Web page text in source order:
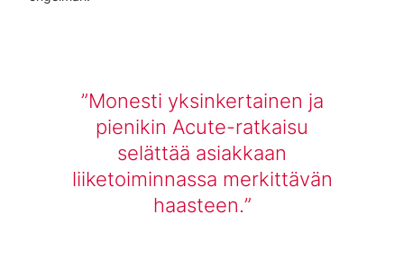
Monesti yksinkertainen ja
pienikin Acute-ratkaisu
selättää asiakkaan
liiketoiminnassa merkittävän
haasteen.